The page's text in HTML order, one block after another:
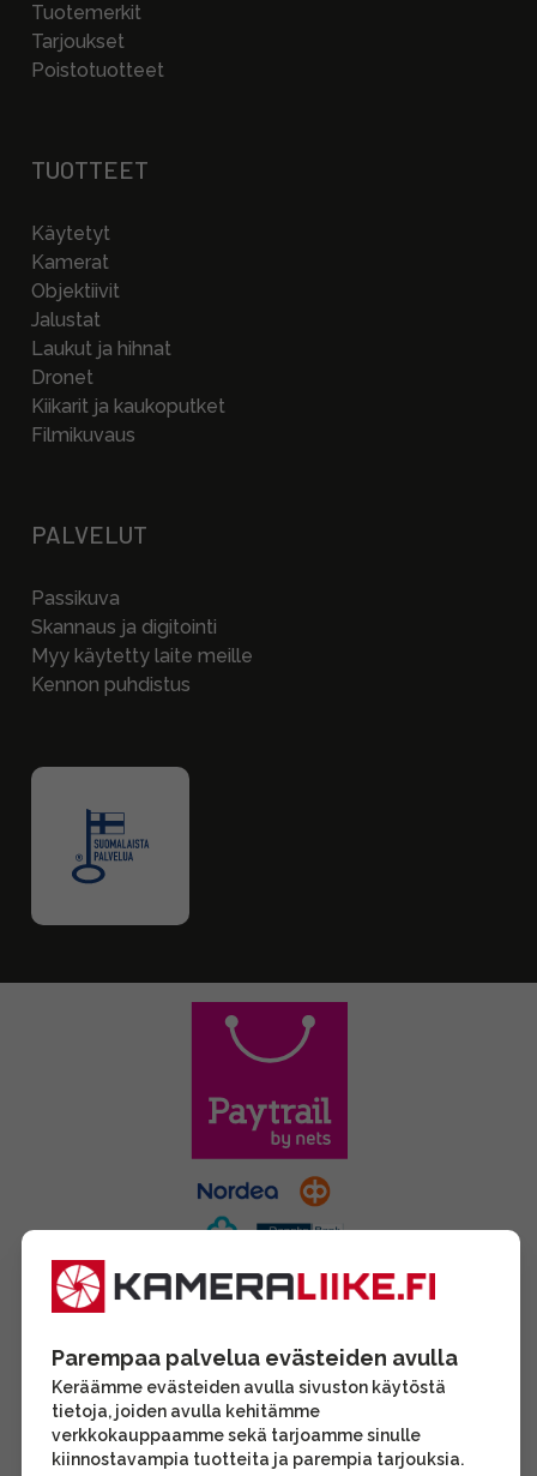
Tuotemerkit
Tarjoukset
Poistotuotteet
TUOTTEET
Käytetyt
Kamerat
Objektiivit
Jalustat
Laukut ja hihnat
Dronet
Kiikarit ja kaukoputket
Filmikuvaus
PALVELUT
Passikuva
Skannaus ja digitointi
Myy käytetty laite meille
Kennon puhdistus
Parempaa palvelua evästeiden avulla
Keräämme evästeiden avulla sivuston käytöstä
tietoja, joiden avulla kehitämme
verkkokauppaamme sekä tarjoamme sinulle
kiinnostavampia tuotteita ja parempia tarjouksia.